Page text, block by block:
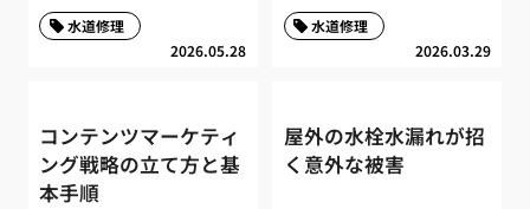
2026.05.28
水道修理
2026.03.29
水道修理
コンテンツマーケティ
ング戦略の立て方と基
本手順
屋外の水栓水漏れが招
く意外な被害